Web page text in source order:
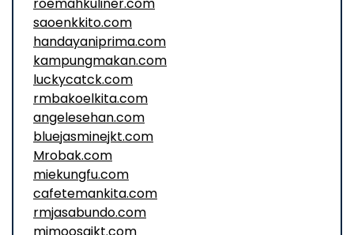
saoenkkito.com
handayaniprima.com
kampungmakan.com
luckycatck.com
rmbakoelkita.com
angelesehan.com
bluejasminejkt.com
Mrobak.com
miekungfu.com
cafetemankita.com
rmjasabundo.com
mimoosajkt.com